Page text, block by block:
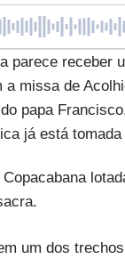
parece receber
missa de
papa
já está
um dos